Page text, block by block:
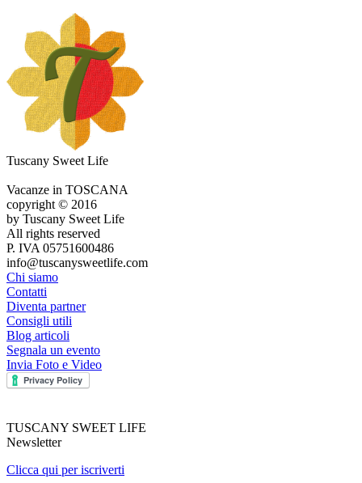
Tuscany Sweet Life
Vacanze in TOSCANA
copyright © 2016
by Tuscany Sweet Life
All rights reserved
P. IVA 05751600486
info@tuscanysweetlife.com
Chi siamo
Contatti
Diventa partner
Consigli utili
Blog articoli
Segnala un evento
Invia Foto e Video
TUSCANY SWEET LIFE
Newsletter
Clicca qui per iscriverti